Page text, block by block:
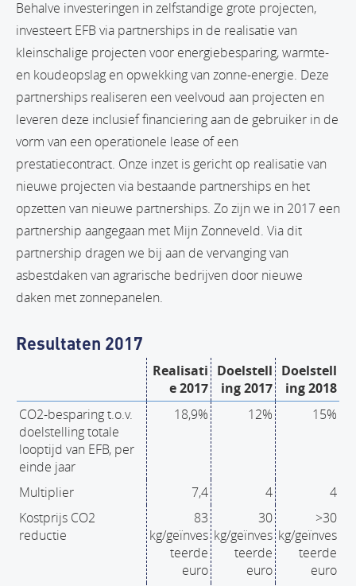
Behalve investeringen in zelfstandige grote projecten,
investeert EFB via partnerships in de realisatie van
kleinschalige projecten voor energiebesparing, warmte-
en koudeopslag en opwekking van zonne-energie. Deze
partnerships realiseren een veelvoud aan projecten en
leveren deze inclusief financiering aan de gebruiker in de
vorm van een operationele lease of een
prestatiecontract. Onze inzet is gericht op realisatie van
nieuwe projecten via bestaande partnerships en het
opzetten van nieuwe partnerships. Zo zijn we in 2017 een
partnership aangegaan met Mijn Zonneveld. Via dit
partnership dragen we bij aan de vervanging van
asbestdaken van agrarische bedrijven door nieuwe
daken met zonnepanelen.
Resultaten 2017
Realisati
e 2017
Doelstell
ing 2017
Doelstell
ing 2018
CO2-besparing t.o.v.
doelstelling totale
looptijd van EFB, per
einde jaar
18,9% 12% 15%
Multiplier 7,4 4
4
Kostprijs CO2
reductie
83
kg/geïnves
teerde
euro
30
kg/geïnves
teerde
euro
>30
kg/geïnves
teerde
euro